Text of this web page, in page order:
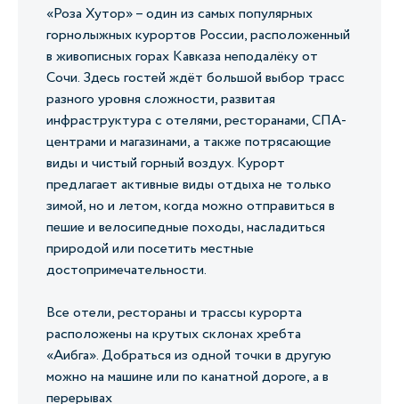
«Роза Хутор» – один из самых популярных
горнолыжных курортов России, расположенный
в живописных горах Кавказа неподалёку от
Сочи. Здесь гостей ждёт большой выбор трасс
разного уровня сложности, развитая
инфраструктура с отелями, ресторанами, СПА-
центрами и магазинами, а также потрясающие
виды и чистый горный воздух. Курорт
предлагает активные виды отдыха не только
зимой, но и летом, когда можно отправиться в
пешие и велосипедные походы, насладиться
природой или посетить местные
достопримечательности.
Все отели, рестораны и трассы курорта
расположены на крутых склонах хребта
«Аибга». Добраться из одной точки в другую
можно на машине или по канатной дороге, а в
перерывах